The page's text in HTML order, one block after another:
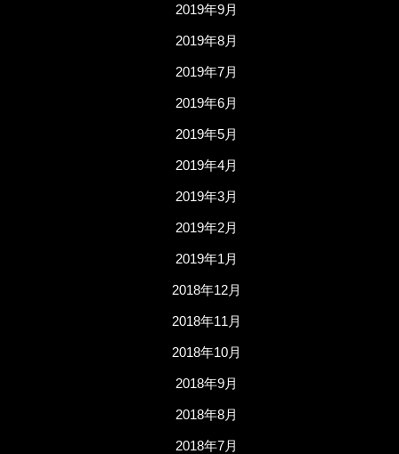
2019年9月
2019年8月
2019年7月
2019年6月
2019年5月
2019年4月
2019年3月
2019年2月
2019年1月
2018年12月
2018年11月
2018年10月
2018年9月
2018年8月
2018年7月